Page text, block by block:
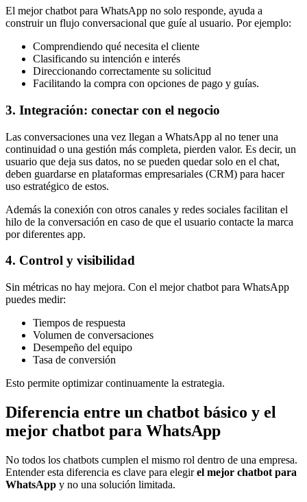
El mejor chatbot para WhatsApp no solo responde, ayuda a
construir un flujo conversacional que guíe al usuario. Por ejemplo:
Comprendiendo qué necesita el cliente
Clasificando su intención e interés
Direccionando correctamente su solicitud
Facilitando la compra con opciones de pago y guías.
3. Integración: conectar con el negocio
Las conversaciones una vez llegan a WhatsApp al no tener una
continuidad o una gestión más completa, pierden valor. Es decir, un
usuario que deja sus datos, no se pueden quedar solo en el chat,
deben guardarse en plataformas empresariales (CRM) para hacer
uso estratégico de estos.
Además la conexión con otros canales y redes sociales facilitan el
hilo de la conversación en caso de que el usuario contacte la marca
por diferentes app.
4. Control y visibilidad
Sin métricas no hay mejora. Con el mejor chatbot para WhatsApp
puedes medir:
Tiempos de respuesta
Volumen de conversaciones
Desempeño del equipo
Tasa de conversión
Esto permite optimizar continuamente la estrategia.
Diferencia entre un chatbot básico y el
mejor chatbot para WhatsApp
No todos los chatbots cumplen el mismo rol dentro de una empresa.
Entender esta diferencia es clave para elegirel mejor chatbot para
WhatsApp y no una solución limitada.